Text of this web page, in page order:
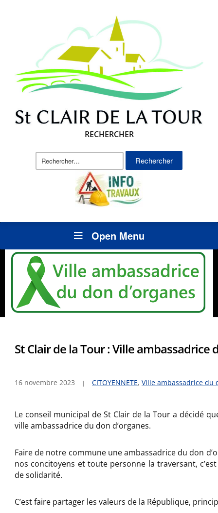
RECHERCHER
Rechercher :
Open Menu
St Clair de la Tour : Ville ambassadrice
16 novembre 2023 CITOYENNETE, Ville ambassadrice du
Le conseil municipal de St Clair de la Tour a décidé
ville ambassadrice du don d’organes.
Faire de notre commune une ambassadrice du don
nos concitoyens et toute personne la traversant,
de solidarité.
C’est faire partager les valeurs de la République,